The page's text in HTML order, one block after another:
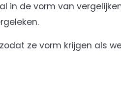
in de vorm van
ze vorm krijgen als